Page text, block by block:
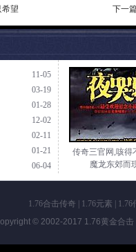
望 下一
11-05
03-19
01-28
12-02
02-11
01-21
06-04
传奇三官网,咳得
魔龙东郊而
1.76合击传奇 1.76元素
1.76
© 2002-2017 1.76黄金合击